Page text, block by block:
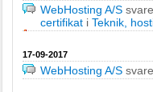
WebHosting A/S
certifikat i Teknik,
17-09-2017
WebHosting A/S